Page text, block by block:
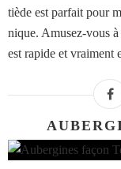
tiède est parfait pour
nique. Amusez-vous
est rapide et vraiment